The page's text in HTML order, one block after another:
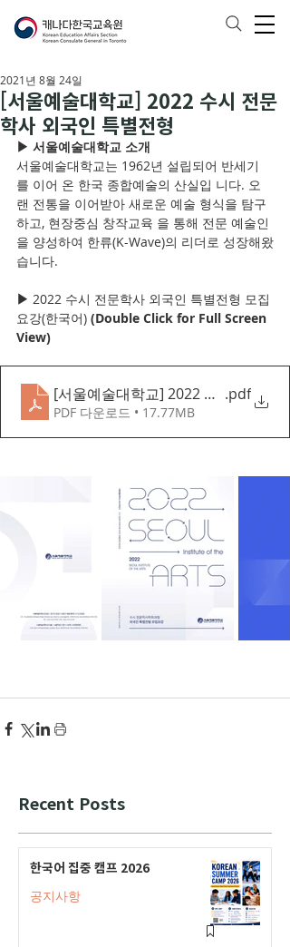
[서울예술대학교] 2022 수시 전문
학사 외국인 특별전형
2021년 8월 24일
▶ 서울예술대학교 소개
서울예술대학교는 1962년 설립되어 반세기
를 이어 온 한국 종합예술의 산실입 니다. 오
랜 전통을 이어받아 새로운 예술 형식을 탐구
하고, 현장중심 창작교육 을 통해 전문 예술인
을 양성하여 한류(K-Wave)의 리더로 성장해왔
습니다.
▶ 2022 수시 전문학사 외국인 특별전형 모집
요강(한국어) (Double Click for Full Screen
View)
[서울예술대학교] 2022 수시 전문학
.pdf
PDF 다운로드 • 17.77MB
Recent Posts
한국어 집중 캠프 2026
공지사항